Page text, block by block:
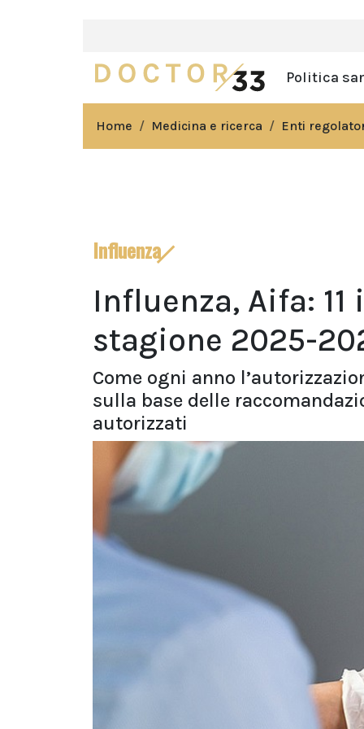
Politica
Home Medicina e ricerca Enti
Influenza
Influenza, Aifa:
stagione 2025-
Come ogni anno
sulla base delle
autorizzati